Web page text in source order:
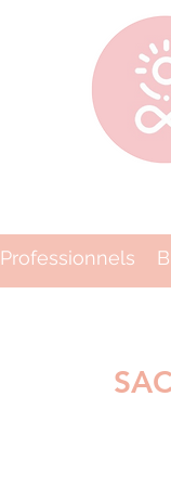
Professionnels